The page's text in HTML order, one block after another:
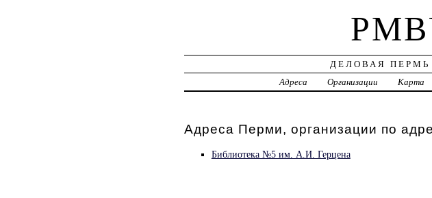
ДЕЛОВАЯ
Адреса
Организации Карта
Адреса Перми, организации по
Библиотека №5 им. А.И. Герцена